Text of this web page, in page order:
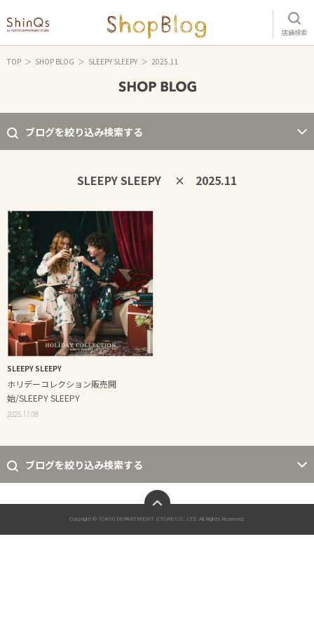
店舗検索
TOP SHOP BLOG SLEEPY SLEEPY 2025.11
ブログを絞り込み検索する
SLEEPY SLEEPY × 2025.11
SLEEPY SLEEPY
ホリデーコレクション販売開
始/SLEEPY SLEEPY
2025.11.08
ブログを絞り込み検索する
Copyright © TOKYU DEPARTMENT STORE CO., LTD. All Rights Reserved.